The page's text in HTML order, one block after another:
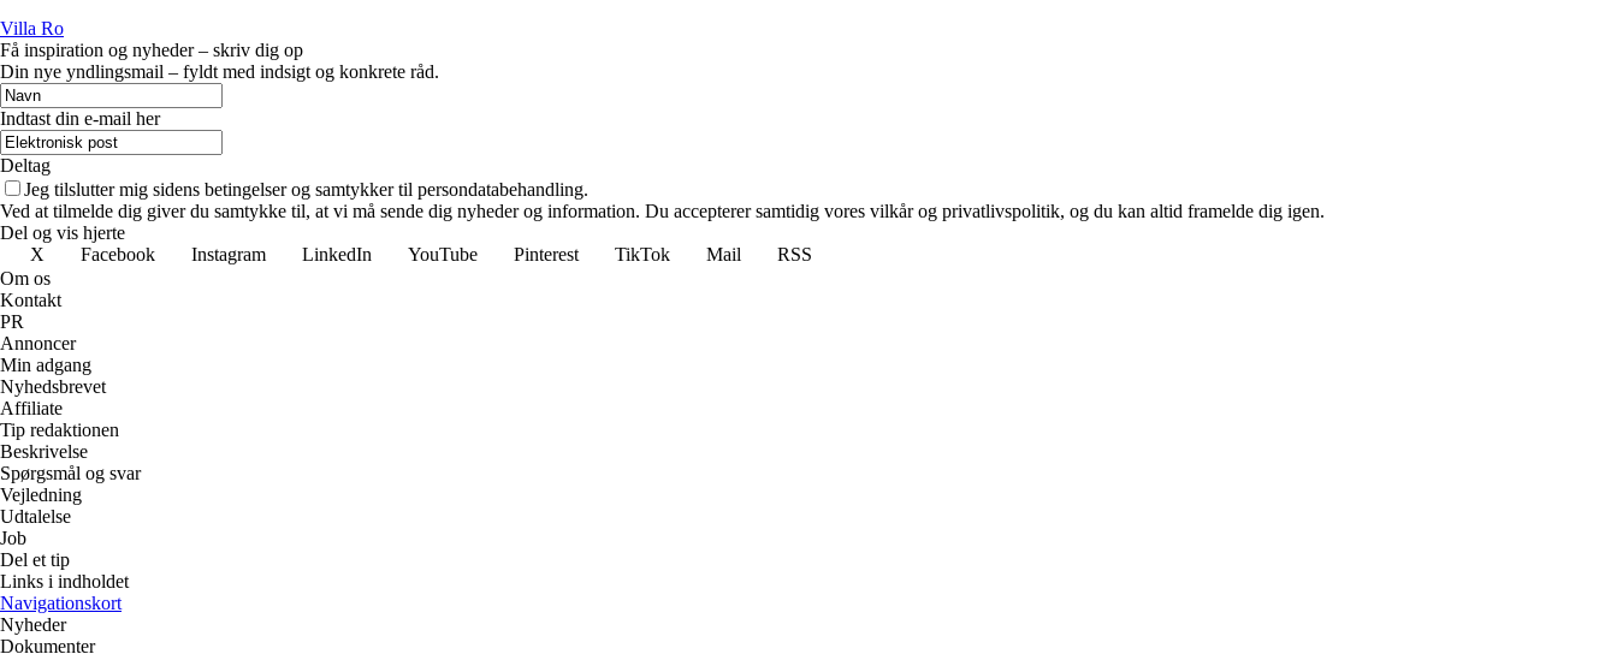
Villa Ro
Få inspiration og nyheder – skriv dig op
Din nye yndlingsmail – fyldt med indsigt og konkrete råd.
Indtast din e-mail her
Deltag
Jeg tilslutter mig sidens betingelser og samtykker til persondatabehandling.
Ved at tilmelde dig giver du samtykke til, at vi må sende dig nyheder og information. Du accepterer samtidig vores vilkår og privatlivspolitik, og du kan altid framelde dig igen.
Del og vis hjerte
X
Facebook Instagram LinkedIn YouTube Pinterest TikTok Mail
RSS
Om os
Kontakt
PR
Annoncer
Min adgang
Nyhedsbrevet
Affiliate
Tip redaktionen
Beskrivelse
Spørgsmål og svar
Vejledning
Udtalelse
Job
Del et tip
Links i indholdet
Navigationskort
Nyheder
Dokumenter